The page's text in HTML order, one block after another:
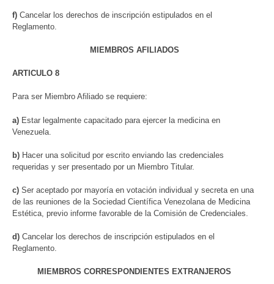
f) Cancelar los derechos de inscripción estipulados en el
Reglamento.
MIEMBROS AFILIADOS
ARTICULO 8
Para ser Miembro Afiliado se requiere:
a) Estar legalmente capacitado para ejercer la medicina en
Venezuela.
b) Hacer una solicitud por escrito enviando las credenciales
requeridas y ser presentado por un Miembro Titular.
c) Ser aceptado por mayoría en votación individual y secreta en una
de las reuniones de la Sociedad Científica Venezolana de Medicina
Estética, previo informe favorable de la Comisión de Credenciales.
d) Cancelar los derechos de inscripción estipulados en el
Reglamento.
MIEMBROS CORRESPONDIENTES EXTRANJEROS